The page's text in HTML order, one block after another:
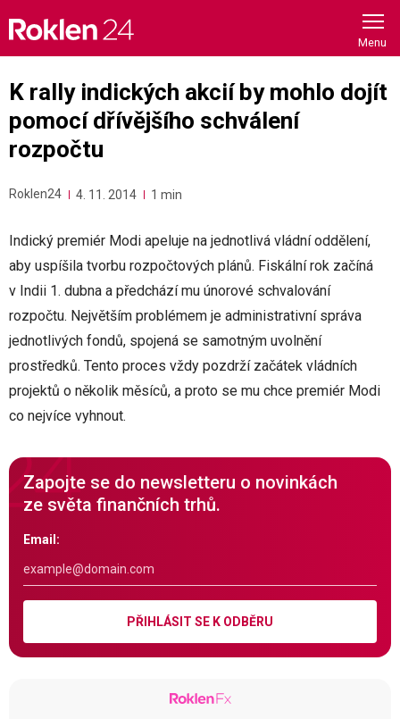
content
K rally indických akcií by mohlo dojít
pomocí dřívějšího schválení
rozpočtu
Roklen24 4. 11. 2014 1 min
Indický premiér Modi apeluje na jednotlivá vládní oddělení,
aby uspíšila tvorbu rozpočtových plánů. Fiskální rok začíná
v Indii 1. dubna a předchází mu únorové schvalování
rozpočtu. Největším problémem je administrativní správa
jednotlivých fondů, spojená se samotným uvolnění
prostředků. Tento proces vždy pozdrží začátek vládních
projektů o několik měsíců, a proto se mu chce premiér Modi
co nejvíce vyhnout.
Zapojte se do newsletteru o novinkách
ze světa finančních trhů.
Email:
PŘIHLÁSIT SE K ODBĚRU